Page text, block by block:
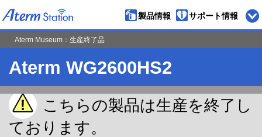
の
製品情報 サポート情報
Aterm Museum：生産終了品
Aterm WG2600HS2
こちらの製品は生産を終了し
ております。